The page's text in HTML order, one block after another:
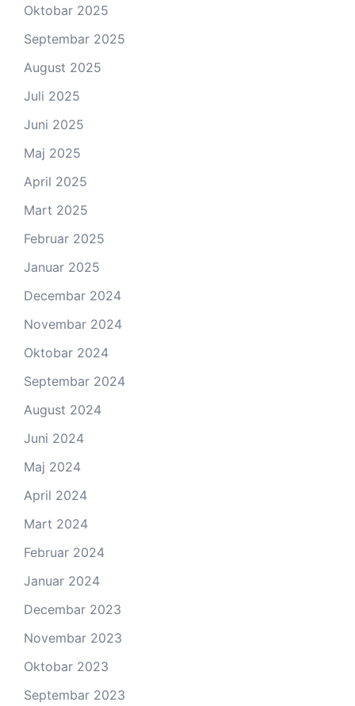
Oktobar 2025
Septembar 2025
August 2025
Juli 2025
Juni 2025
Maj 2025
April 2025
Mart 2025
Februar 2025
Januar 2025
Decembar 2024
Novembar 2024
Oktobar 2024
Septembar 2024
August 2024
Juni 2024
Maj 2024
April 2024
Mart 2024
Februar 2024
Januar 2024
Decembar 2023
Novembar 2023
Oktobar 2023
Septembar 2023